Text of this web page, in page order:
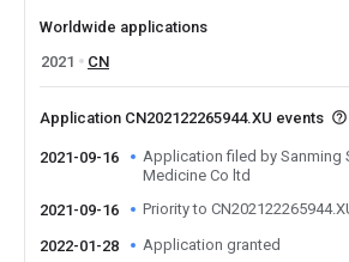
Worldwide applications
2021
CN
Application CN202122265944.XU events
2021-09-16
Application filed by Sanming
Medicine Co ltd
2021-09-16
Priority to
2022-01-28 Application granted